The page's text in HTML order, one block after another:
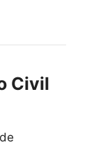
Civil